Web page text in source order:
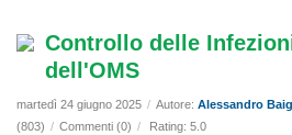
Controllo delle
dell'OMS
martedì 24 giugno 2025 / Autore: Alessandro
(803) / Commenti (0) / Rating: 5.0